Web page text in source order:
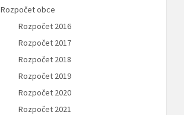
Rozpočet obce
Rozpočet 2016
Rozpočet 2017
Rozpočet 2018
Rozpočet 2019
Rozpočet 2020
Rozpočet 2021